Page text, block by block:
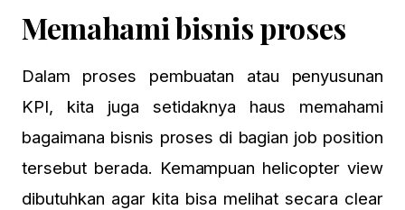
Memahami bisnis proses
Dalam proses pembuatan atau penyusunan
KPI, kita juga setidaknya haus memahami
bagaimana bisnis proses di bagian job position
tersebut berada. Kemampuan helicopter view
dibutuhkan agar kita bisa melihat secara clear